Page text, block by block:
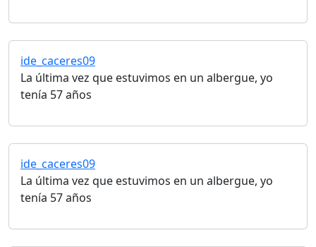
ide_caceres09
La última vez que estuvimos en un albergue, yo
tenía 57 años
ide_caceres09
La última vez que estuvimos en un albergue, yo
tenía 57 años